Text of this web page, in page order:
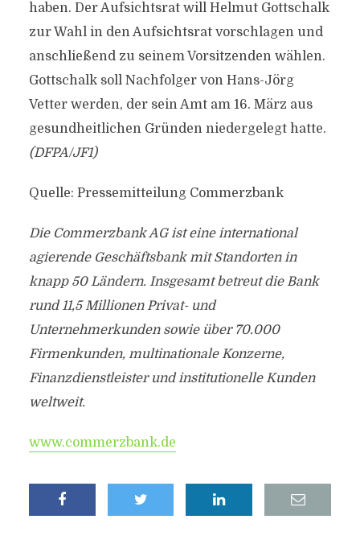
haben. Der Aufsichtsrat will Helmut Gottschalk
zur Wahl in den Aufsichtsrat vorschlagen und
anschließend zu seinem Vorsitzenden wählen.
Gottschalk soll Nachfolger von Hans-Jörg
Vetter werden, der sein Amt am 16. März aus
gesundheitlichen Gründen niedergelegt hatte.
(DFPA/JF1)
Quelle: Pressemitteilung Commerzbank
Die Commerzbank AG ist eine international
agierende Geschäftsbank mit Standorten in
knapp 50 Ländern. Insgesamt betreut die Bank
rund 11,5 Millionen Privat- und
Unternehmerkunden sowie über 70.000
Firmenkunden, multinationale Konzerne,
Finanzdienstleister und institutionelle Kunden
weltweit.
www.commerzbank.de